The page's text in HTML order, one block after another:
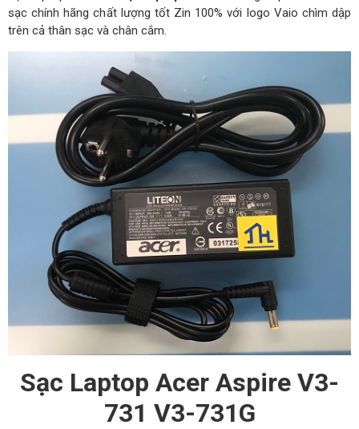
sạc chính hãng chất lượng tốt Zin 100% với logo Vaio chìm dập
trên cả thân sạc và chân cắm.
Sạc Laptop Acer Aspire V3-
731 V3-731G